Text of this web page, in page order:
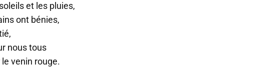
et les pluies,
ont bénies,
nous tous
venin rouge.